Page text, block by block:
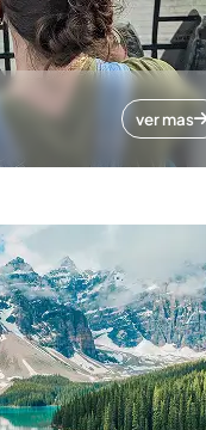
ver mas